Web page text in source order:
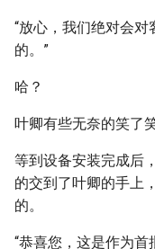
“放心，我们绝对会
的。”
哈？
叶卿有些无奈的笑了
等到设备安装完成后
的交到了叶卿的手上
的。
“恭喜您，这是作为